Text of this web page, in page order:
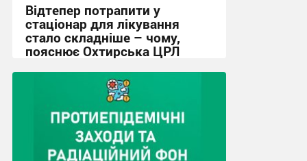
Відтепер потрапити у
стаціонар для лікування
стало складніше – чому,
пояснює Охтирська ЦРЛ